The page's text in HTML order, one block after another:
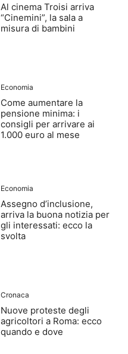
Al cinema Troisi arriva
“Cinemini”, la sala a
misura di bambini
Economia
Come aumentare la
pensione minima: i
consigli per arrivare ai
1.000 euro al mese
Economia
Assegno d’inclusione,
arriva la buona notizia per
gli interessati: ecco la
svolta
Cronaca
Nuove proteste degli
agricoltori a Roma: ecco
quando e dove